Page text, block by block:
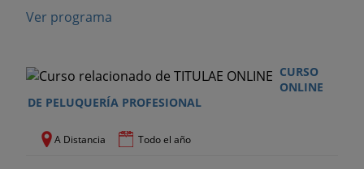
Ver programa
CURSO
ONLINE
DE PELUQUERÍA PROFESIONAL
A Distancia Todo el año